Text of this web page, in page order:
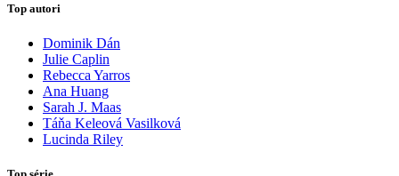
Top autori
Dominik Dán
Julie Caplin
Rebecca Yarros
Ana Huang
Sarah J. Maas
Táňa Keleová Vasilková
Lucinda Riley